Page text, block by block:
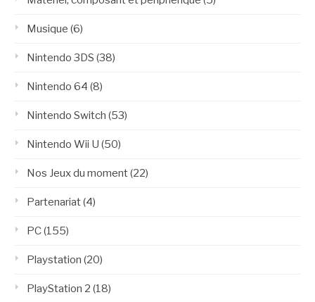
Musique (6)
Nintendo 3DS (38)
Nintendo 64 (8)
Nintendo Switch (53)
Nintendo Wii U (50)
Nos Jeux du moment(22)
Partenariat(4)
PC(155)
Playstation (20)
PlayStation 2 (18)